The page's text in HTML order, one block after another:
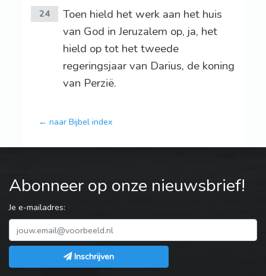
24
Toen hield het werk aan het huis
van God in Jeruzalem op, ja, het
hield op tot het tweede
regeringsjaar van Darius, de koning
van Perzië.
← naar Bijbel index
Abonneer op onze nieuwsbrief!
Je e-mailadres:
Inschrijven